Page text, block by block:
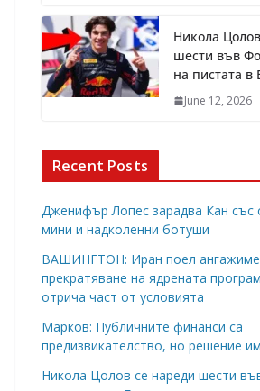
Никола
шести във
на пистата в
June 12, 2026
Recent Posts
Дженифър Лопес зарадва Кан със
мини и надколенни ботуши
ВАШИНГТОН: Иран поел
прекратяване на ядрената
отрича част от условията
Марков: Публичните финанси са
предизвикателство, но решение
Никола Цолов се нареди шести